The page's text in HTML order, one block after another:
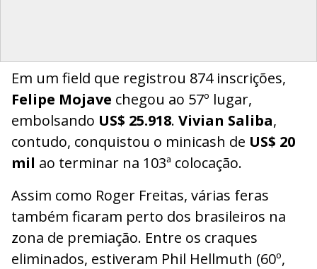
Em um field que registrou 874 inscrições,
Felipe Mojave chegou ao 57º lugar,
embolsando US$ 25.918. Vivian Saliba,
contudo, conquistou o minicash de US$ 20
mil ao terminar na 103ª colocação.
Assim como Roger Freitas, várias feras
também ficaram perto dos brasileiros na
zona de premiação. Entre os craques
eliminados, estiveram Phil Hellmuth (60º,